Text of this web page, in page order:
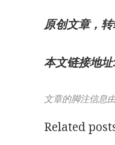
原创文章，
本文链接地
文章的脚注信息
Related